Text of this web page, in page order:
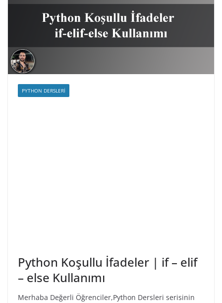
PYTHON DERSLERI
Python Koşullu İfadeler | if – elif
– else Kullanımı
Merhaba Değerli Öğrenciler,Python Dersleri serisinin